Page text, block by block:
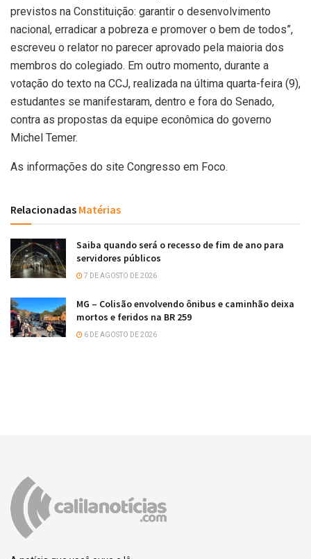
previstos na Constituição: garantir o desenvolvimento
nacional, erradicar a pobreza e promover o bem de todos”,
escreveu o relator no parecer aprovado pela maioria dos
membros do colegiado. Em outro momento, durante a
votação do texto na CCJ, realizada na última quarta-feira (9),
estudantes se manifestaram, dentro e fora do Senado,
contra as propostas da equipe econômica do governo
Michel Temer.
As informações do site Congresso em Foco.
Relacionadas Matérias
Saiba quando será o recesso de fim de ano para
servidores públicos
7 DE AGOSTO DE 2026
MG – Colisão envolvendo ônibus e caminhão deixa
mortos e feridos na BR 259
6 DE AGOSTO DE 2026